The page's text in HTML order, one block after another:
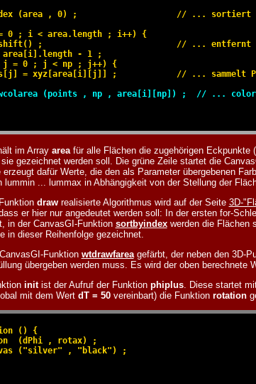
(area , 0) ;                    // ...
0 ; i < area.length ; i++) {
;                           // ...
- 1 ;
= 0 ; j < np ; j++) {
= xyz[area[i][j]] ;            // ... sammelt
(points , np , area[i][np]) ;  // ...
im Array areafür alle Flächen die zugehörigen Eckpunkte
gezeichnet werden soll. Die grüne Zeile startet die
dafür Werte, die den als Parameter übergebenen
lummin ... lummax in Abhängigkeit von der Stellung der
drawrealisierte Algorithmus wird auf der Seite 3D-
er hier nur angedeutet werden soll: In der ersten for-
in der CanvasGI-Funktion sortbyindexwerden die Flächen
in dieser Reihenfolge gezeichnet.
Funktion wtdrawfareagefärbt, der neben den 3D-
übergeben werden muss. Es wird der oben berechnete
initist der Aufruf der Funktion phiplus. Diese startet
mit dem Wert dT = 50vereinbart) die Funktion rotation
() {
(dPhi , rotax) ;
("silver" , "black") ;